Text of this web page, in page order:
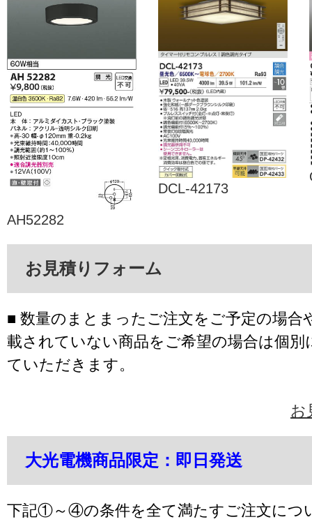
AH52282
DCL-42173
お見積りフォーム
■ 数量のまとまったご注文をご予定の場合
載されていない商品をご希望の場合は個別
ていただきます。
お
大光電機商品限定：即日発送
下記①～④の条件を全て満たすご注文につ